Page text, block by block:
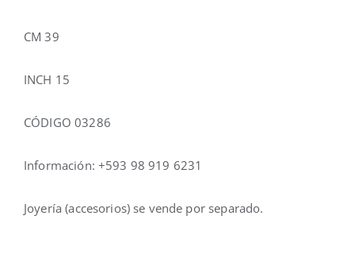
CM 39
INCH 15
CÓDIGO 03286
Información: +593 98 919 6231
Joyería (accesorios) se vende por separado.